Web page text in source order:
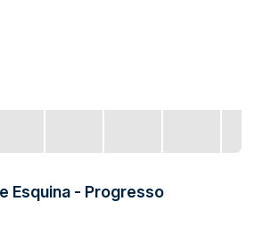
Esquina - Progresso